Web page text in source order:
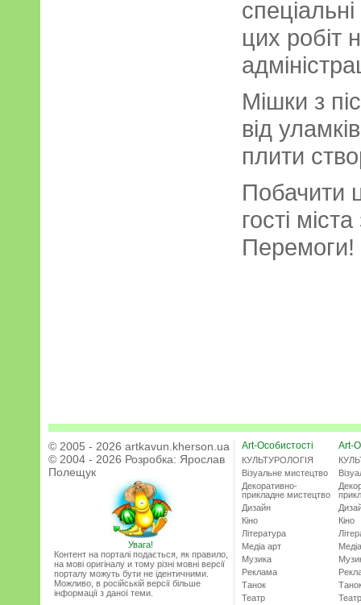
цих робіт
Мішки з
від
плити
Побачити
гості
Перемоги!
© 2005 - 2026 artkavun.kherson.ua
© 2004 - 2026 Розробка: Ярослав
Полещук
Увага!
Контент на порталі подається, як правило,
на мові оригіналу и тому різні мовні версії
порталу можуть бути не ідентичними.
Можливо, в російській версії більше
інформації з даної теми.
Art-Особистості
КУЛЬТУРОЛОГІЯ
Візуальне мистецтво
Декоративно-
прикладне мистецтво
Дизайн
Кіно
Література
Медіа арт
Музика
Реклама
Танок
Театр
Art-
Кіно
Театр